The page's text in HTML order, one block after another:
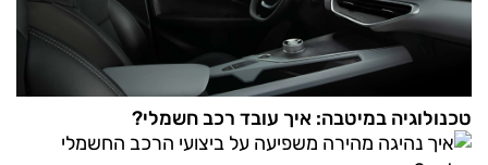
טכנולוגיה במיטבה: איך עובד רכב חשמלי?